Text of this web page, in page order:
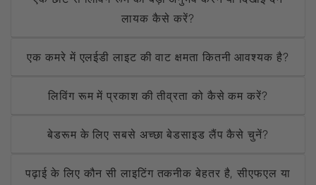
लायक कैसे करें?
एक कमरे में एलईडी लाइट की वाट क्षमता कितनी आवश्यक है?
लिविंग रूम में प्रकाश की तीव्रता को कैसे कम करें?
बेडरूम के लिए सबसे अच्छा बेडसाइड लैंप कैसे चुनें?
पढ़ाई के लिए कौन सी लाइटिंग तकनीक बेहतर है, सीएफएल या